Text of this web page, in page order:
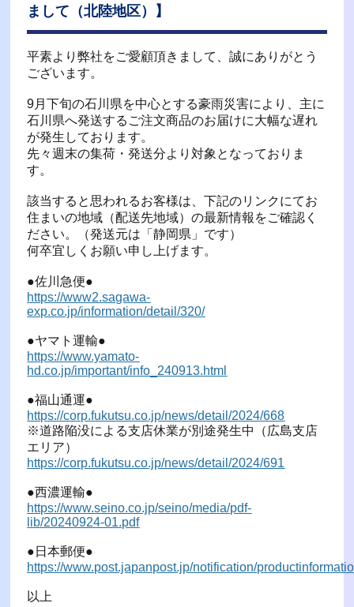
まして（北陸地区）】
平素より弊社をご愛顧頂きまして、誠にありがとう
ございます。
9月下旬の石川県を中心とする豪雨災害により、主に
石川県へ発送するご注文商品のお届けに大幅な遅れ
が発生しております。
先々週末の集荷・発送分より対象となっておりま
す。
該当すると思われるお客様は、下記のリンクにてお
住まいの地域（配送先地域）の最新情報をご確認く
ださい。（発送元は「静岡県」です）
何卒宜しくお願い申し上げます。
●佐川急便●
https://www2.sagawa-
exp.co.jp/information/detail/320/
●ヤマト運輸●
https://www.yamato-
hd.co.jp/important/info_240913.html
●福山通運●
https://corp.fukutsu.co.jp/news/detail/2024/668
※道路陥没による支店休業が別途発生中（広島支店
エリア）
https://corp.fukutsu.co.jp/news/detail/2024/691
●西濃運輸●
https://www.seino.co.jp/seino/media/pdf-
lib/20240924-01.pdf
●日本郵便●
https://www.post.japanpost.jp/notification/
以上